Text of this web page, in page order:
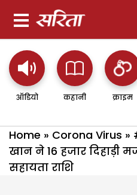
ऑडियो कहानी क्राइम
Home » Corona Virus »
खान ने 16 हजार
सहायता राशि